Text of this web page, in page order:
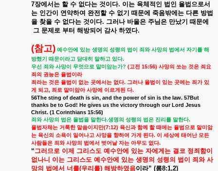
7장에서는 할 수 없다는 것이다. 이는 육체적인 법인 율법으로서
는 인간이 연약하여 완전할 수 없기 때문에 죽음밖에는 다른 방법
을 찾을 수 없다는 것이다. 그러나 바울은 주님은 만났기 때문에
그 문제로 부터 해방되어 감사 하였다.
(참고) 예수안에 있는 생명의 성령의 법이 죄와 사망의 법에서 자기를 해
방했기
때문이라고 담대히 말하고 있다.
우선 죄와 사망이 무엇으로 말미암는가? (고전 15:56) 사망의 쏘는 것은 죄요
죄의 권능은 율법이라
죄라는 것은 율법이 없는 곳에서는 없다. 그러나 율법이 있는 곳에는 죄가 있
게
되고, 죄로 말미암아 사망에 이르게된 다.
56The sting of death is sin, and the power of sin is the law. 57But
thanks be to God! He gives us the victory through our Lord Jesus
Christ. (1 Corinthians 15:56)
죄와 사망의 법은 율법을 말한다.생명의 성령의 법은 진리를 말한다.
율법자체는 거룩한 말씀이지만(7:12) 육신과 함께 할 때에는 율법으로 말미암
는 육신의 소욕이 일어나고 사망을 향하여 가게 된다. 이 세상에 태어난 모든
사람들은 죄와 사망의 법에서 벗어날 자는 아무도 없다.
“그러므로 이제 그리스도 예수안에 있는 자에게는 결코 정죄함이
없나니 이는 그리스도 예수안에 있는 생명의 성령의 법이 죄와 사
망의 법에서 너를(우리를) 해방하였음이라” (롬8:1,2)